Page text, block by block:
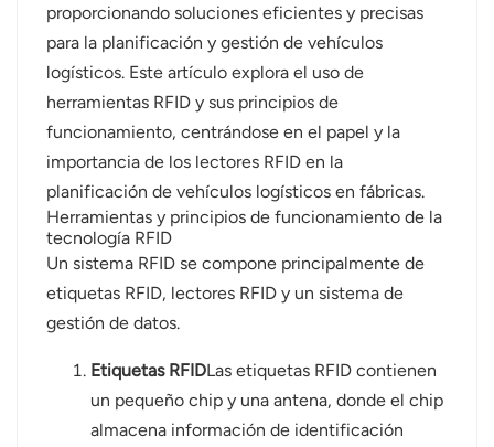
日语
한국어
Ελληνικά
Melayu
Polski
Tiếng Việt
Indonesia
proporcionando soluciones eficientes y precisas
para la planificación y gestión de vehículos
logísticos. Este artículo explora el uso de
herramientas RFID y sus principios de
funcionamiento, centrándose en el papel y la
importancia de los lectores RFID en la
planificación de vehículos logísticos en fábricas.
Herramientas y principios de funcionamiento de la
tecnología RFID
Un sistema RFID se compone principalmente de
etiquetas RFID, lectores RFID y un sistema de
gestión de datos.
Etiquetas RFIDLas etiquetas RFID contienen
un pequeño chip y una antena, donde el chip
almacena información de identificación